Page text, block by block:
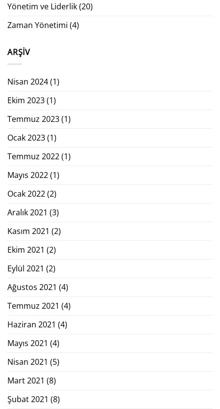
Yönetim ve Liderlik(20)
Zaman Yönetimi (4)
ARŞIV
Nisan 2024(1)
Ekim 2023(1)
Temmuz 2023(1)
Ocak 2023(1)
Temmuz 2022(1)
Mayıs 2022(1)
Ocak 2022(2)
Aralık 2021 (3)
Kasım 2021 (2)
Ekim 2021 (2)
Eylül 2021 (2)
Ağustos 2021 (4)
Temmuz 2021 (4)
Haziran 2021 (4)
Mayıs 2021 (4)
Nisan 2021 (5)
Mart 2021 (8)
Şubat 2021 (8)